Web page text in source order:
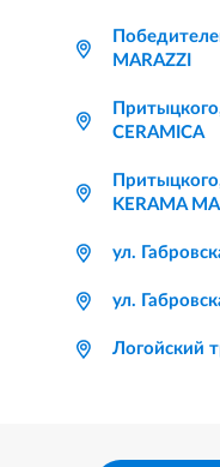
MARAZZI
CERAMICA
KERAMA
ул.
ул.
Логойский